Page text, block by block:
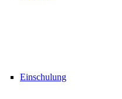
Einschulung